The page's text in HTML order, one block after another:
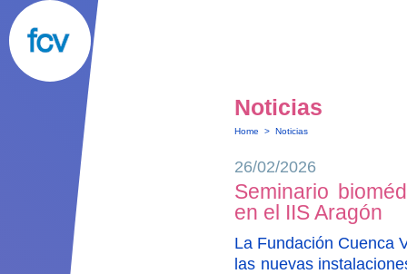
Noticias
Home > Noticias
26/02/2026
Seminario
en el IIS Aragón
La Fundación Cuenca
las nuevas